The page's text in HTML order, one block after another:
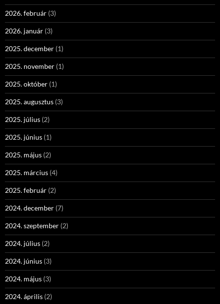
2026. február (3)
2026. január (3)
2025. december (1)
2025. november (1)
2025. október (1)
2025. augusztus (3)
2025. július (2)
2025. június (1)
2025. május (2)
2025. március (4)
2025. február (2)
2024. december (7)
2024. szeptember (2)
2024. július (2)
2024. június (3)
2024. május (3)
2024. április (2)